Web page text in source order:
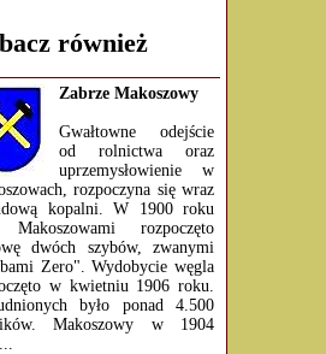
również
Zabrze Makoszowy
Gwałtowne odejście
od rolnictwa oraz
uprzemysłowienie w
rozpoczyna się wraz
kopalni. W 1900 roku
rozpoczęto
dwóch szybów, zwanymi
Zero". Wydobycie węgla
w kwietniu 1906 roku.
było ponad 4.500
Makoszowy w 1904